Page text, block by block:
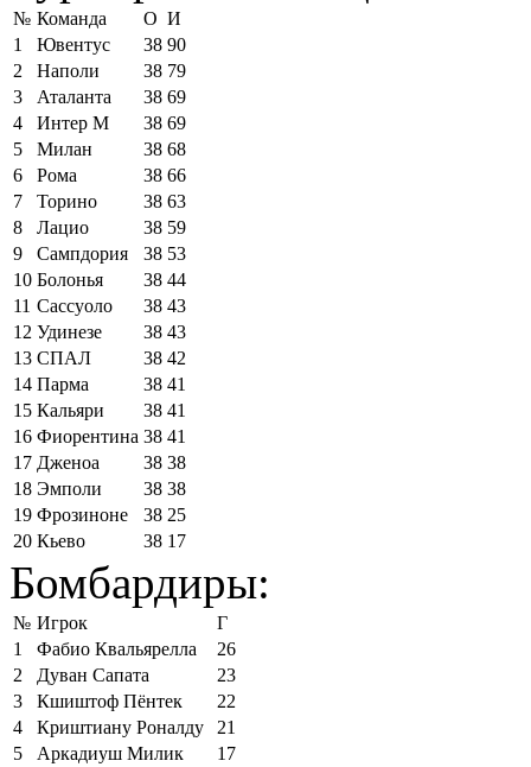
№ Команда О И
1
Ювентус 38 90
2
Наполи 38 79
3
Аталанта 38 69
4
Интер М 38 69
5
Милан 38 68
6
Рома 38 66
7
Торино 38 63
8
Лацио 38 59
9
Сампдория 38 53
10 Болонья 38 44
11 Сассуоло 38 43
12 Удинезе 38 43
13 СПАЛ 38 42
14 Парма 38 41
15 Кальяри 38 41
16 Фиорентина 38 41
17 Дженоа 38 38
18 Эмполи 38 38
19 Фрозиноне 38 25
20 Кьево 38 17
Бомбардиры:
№ Игрок
Г
1
Фабио Квальярелла
26
2
Дуван Сапата
23
3
Кшиштоф Пёнтек
22
4
Криштиану Роналду
21
5
Аркадиуш Милик
17